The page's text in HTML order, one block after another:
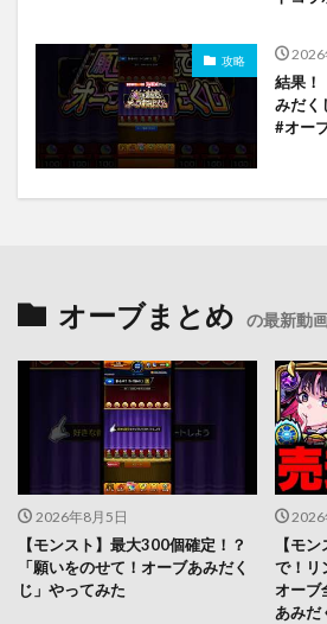
攻略 2026
結果！
みだく
#オー
オーブまとめ の最新動
2026年8月5日
【モンスト】最大300個確定！？
「願いをのせて！オーブあみだく
じ」やってみた
2026
【モ
で！リ
オーブ
あみ